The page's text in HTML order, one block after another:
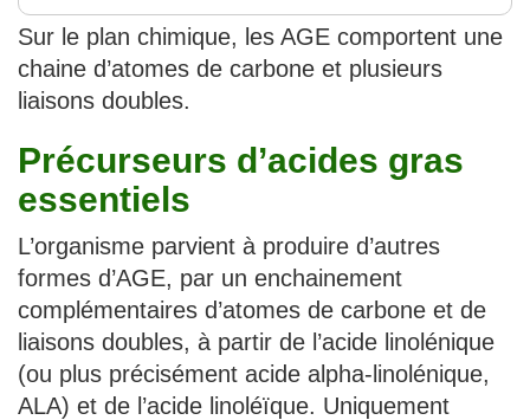
Sur le plan chimique, les AGE comportent une
chaine d’atomes de carbone et plusieurs
liaisons doubles.
Précurseurs d’acides gras
essentiels
L’organisme parvient à produire d’autres
formes d’AGE, par un enchainement
complémentaires d’atomes de carbone et de
liaisons doubles, à partir de l’acide linolénique
(ou plus précisément acide alpha-linolénique,
ALA) et de l’acide linoléïque. Uniquement